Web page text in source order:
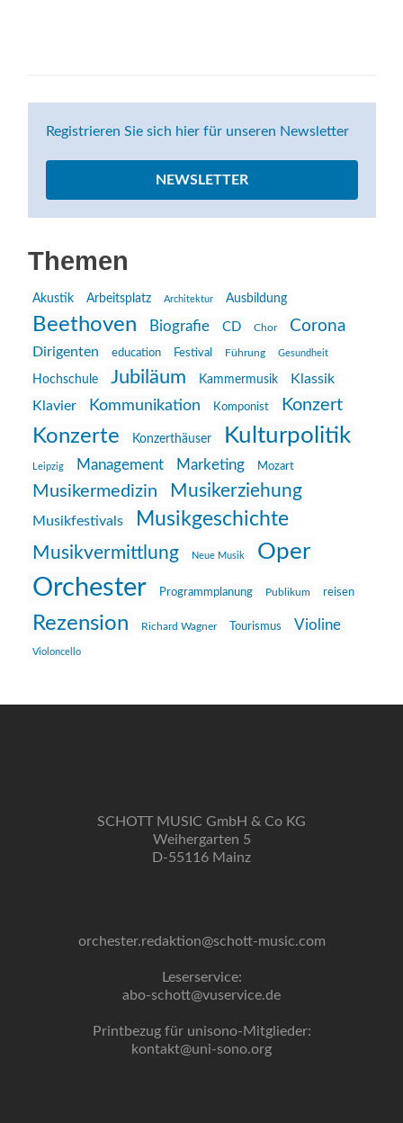
Registrieren Sie sich hier für unseren Newsletter
NEWSLETTER
Themen
Akustik Arbeitsplatz Architektur Ausbildung
Beethoven Biografie CD Chor Corona
Dirigenten education Festival Führung Gesundheit
Hochschule Jubiläum Kammermusik
Klassik
Klavier
Kommunikation Komponist Konzert
Konzerte Konzerthäuser Kulturpolitik
Leipzig Management Marketing Mozart
Musikermedizin Musikerziehung
Musikfestivals Musikgeschichte
Musikvermittlung Neue Musik Oper
Orchester Programmplanung Publikum reisen
Rezension Richard Wagner Tourismus Violine
Violoncello
SCHOTT MUSIC GmbH & Co KG
Weihergarten 5
D-55116 Mainz
orchester.redaktion@schott-music.com
Leserservice:
abo-schott@vuservice.de
Printbezug für unisono-Mitglieder:
kontakt@uni-sono.org